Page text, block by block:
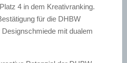
4 in dem Kreativranking.
für die DHBW
mit dualem